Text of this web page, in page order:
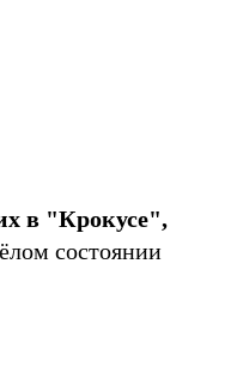
в "Крокусе",
состоянии